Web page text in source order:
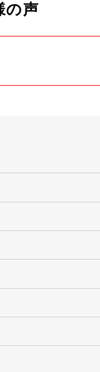
の声